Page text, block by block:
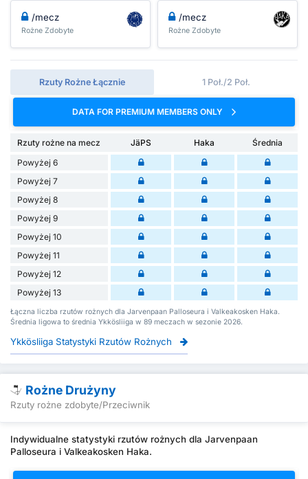
/mecz
Rożne Zdobyte
/mecz
Rożne Zdobyte
Rzuty Rożne Łącznie 1 Poł./2 Poł.
DATA FOR PREMIUM MEMBERS ONLY
Rzuty rożne na mecz JäPS Haka
Średnia
Powyżej 6
Powyżej 7
Powyżej 8
Powyżej 9
Powyżej 10
Powyżej 11
Powyżej 12
Powyżej 13
Łączna liczba rzutów rożnych dla Jarvenpaan Palloseura i Valkeakosken Haka.
Średnia ligowa to średnia Ykkösliiga w 89 meczach w sezonie 2026.
Ykkösliiga Statystyki Rzutów Rożnych
Rożne Drużyny
Rzuty rożne zdobyte/Przeciwnik
Indywidualne statystyki rzutów rożnych dla Jarvenpaan
Palloseura i Valkeakosken Haka.